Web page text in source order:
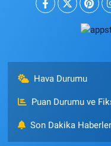
Hava Durumu
Puan Durumu ve
Son Dakika